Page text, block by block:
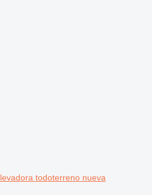
todoterreno nueva